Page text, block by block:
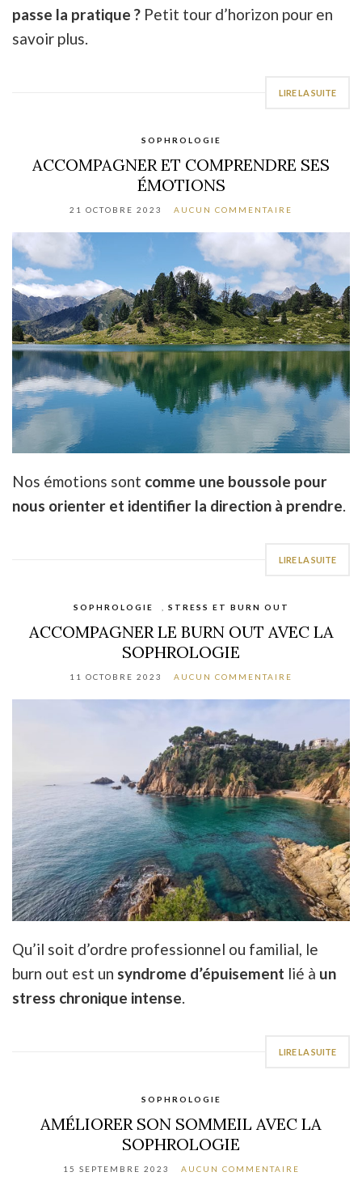
passe la pratique ? Petit tour d’horizon pour en
savoir plus.
LIRE LA SUITE
SOPHROLOGIE
ACCOMPAGNER ET COMPRENDRE SES
ÉMOTIONS
21 OCTOBRE 2023 AUCUN COMMENTAIRE
Nos émotions sont comme une boussole pour
nous orienter et identifier la direction à prendre.
LIRE LA SUITE
SOPHROLOGIE , STRESS ET BURN OUT
ACCOMPAGNER LE BURN OUT AVEC LA
SOPHROLOGIE
11 OCTOBRE 2023 AUCUN COMMENTAIRE
Qu’il soit d’ordre professionnel ou familial, le
burn out est un syndrome d’épuisement lié à un
stress chronique intense.
LIRE LA SUITE
SOPHROLOGIE
AMÉLIORER SON SOMMEIL AVEC LA
SOPHROLOGIE
15 SEPTEMBRE 2023 AUCUN COMMENTAIRE